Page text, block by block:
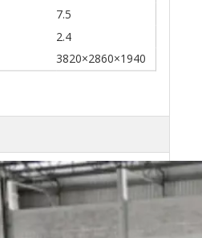
7.5
2.4
3820×2860×1940